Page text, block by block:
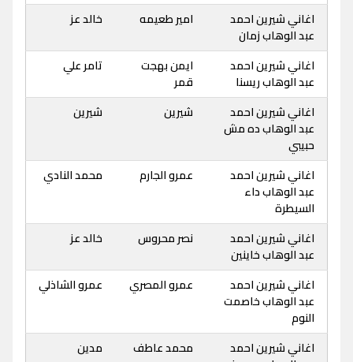
اغاني شيرين احمد
عبد الوهاب زمان
امير طعيمه خالد عز
اغاني شيرين احمد
عبد الوهاب ريسنا
ايمن بهجت
قمر
تامر علي
اغاني شيرين احمد
عبد الوهاب ده مش
حبيبي
شيرين شيرين
اغاني شيرين احمد
عبد الوهاب داء
السيطرة
عمرو الجارم محمد النادي
اغاني شيرين احمد
عبد الوهاب خاينين
نصر محروس خالد عز
اغاني شيرين احمد
عبد الوهاب خاصمت
النوم
عمرو المصري عمرو الشاذلي
اغاني شيرين احمد
محمد عاطف مدين